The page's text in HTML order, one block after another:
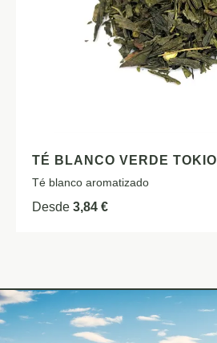
TÉ BLANCO VERDE TOKIO
Té blanco aromatizado
Desde 3,84 €